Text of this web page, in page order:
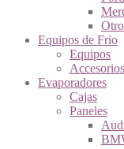
Equipos de Frio
Equipos
Accesorios
Evaporadores
Cajas
Paneles